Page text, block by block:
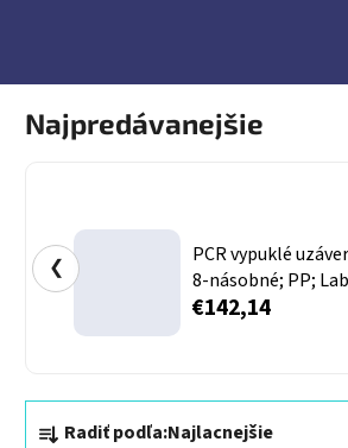
Najpredávanejšie
PCR vypuklé
8‑násobné; PP;
€142,14
❮
Radiť podľa:Najlacnejšie